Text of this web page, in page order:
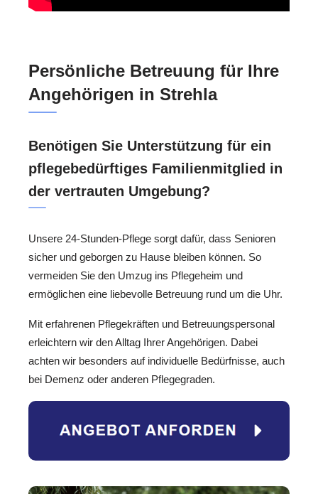
Persönliche Betreuung für Ihre
Angehörigen in Strehla
Benötigen Sie Unterstützung für ein
pflegebedürftiges Familienmitglied in
der vertrauten Umgebung?
Unsere 24-Stunden-Pflege sorgt dafür, dass Senioren
sicher und geborgen zu Hause bleiben können. So
vermeiden Sie den Umzug ins Pflegeheim und
ermöglichen eine liebevolle Betreuung rund um die Uhr.
Mit erfahrenen Pflegekräften und Betreuungspersonal
erleichtern wir den Alltag Ihrer Angehörigen. Dabei
achten wir besonders auf individuelle Bedürfnisse, auch
bei Demenz oder anderen Pflegegraden.